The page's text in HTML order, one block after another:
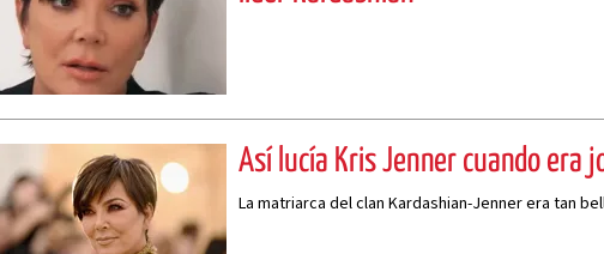
Así lucía Kris Jenner cuando era
La matriarca del clan Kardashian-Jenner era tan